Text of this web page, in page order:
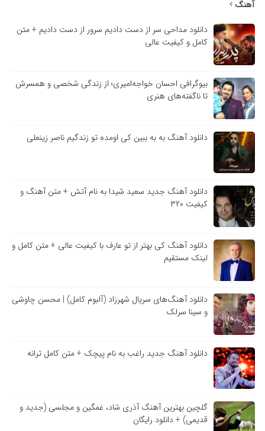
آهنگ
دانلود مداحی سر از دست دادیم سرور از دست دادیم + متن
کامل و کیفیت عالی
بیوگرافی احسان خواجه‌امیری؛ از زندگی شخصی و همسرش
تا ناگفته‌های هنری
دانلود آهنگ به به ببین کی اومده تو زندگیم ناصر زینعلی
دانلود آهنگ جدید سعید شیدا به نام آتش + متن آهنگ و
کیفیت ۳۲۰
دانلود آهنگ کی بهتر از تو عارف با کیفیت عالی + متن کامل و
لینک مستقیم
دانلود آهنگ‌های سریال شهرزاد (آلبوم کامل) | محسن چاوشی
و سینا سرلک
دانلود آهنگ جدید راغب به نام پیچک + متن کامل ترانه
گلچین بهترین آهنگ آذری شاد، غمگین و مجلسی (جدید و
قدیمی) + دانلود رایگان